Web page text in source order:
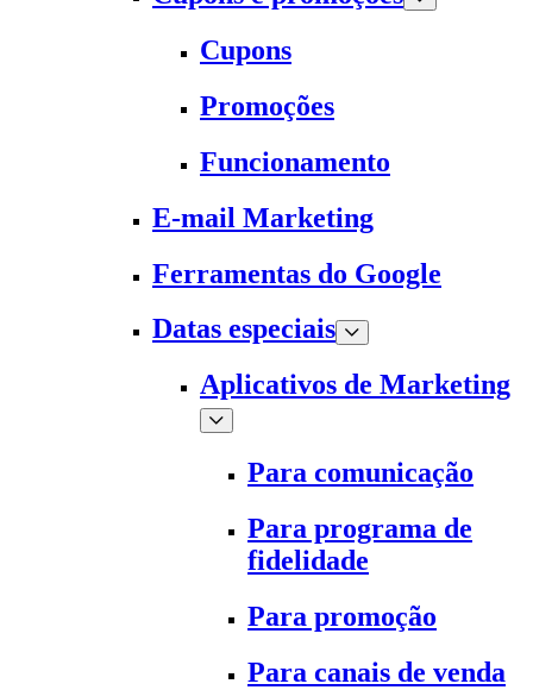
Cupons
Promoções
Funcionamento
E-mail Marketing
Ferramentas do Google
Datas especiais
Aplicativos de Marketing
Para comunicação
Para programa de
fidelidade
Para promoção
Para canais de venda